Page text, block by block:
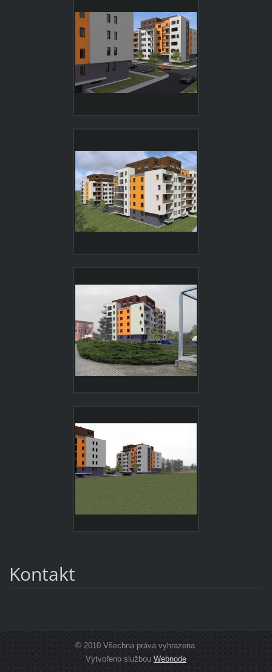
Kontakt
© 2010 Všechna práva vyhrazena.
Vytvořeno službou Webnode